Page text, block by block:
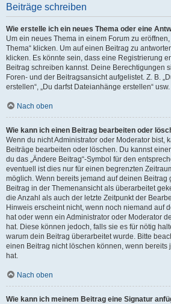
Beiträge schreiben
Wie erstelle ich ein neues Thema oder eine
Um ein neues Thema in einem Forum zu
Thema“ klicken. Um auf einen Beitrag zu
klicken. Es könnte sein, dass eine Registrierung
Beitrag schreiben kannst. Deine Berechtigungen
Foren- und der Beitragsansicht aufgelistet. Z. B.
erstellen“, „Du darfst Dateianhänge erstellen“ usw.
Nach oben
Wie kann ich einen Beitrag bearbeiten oder
Wenn du nicht Administrator oder Moderator bist,
Beiträge bearbeiten oder löschen. Du kannst
du das „Ändere Beitrag“-Symbol für den
eventuell ist dies nur für einen begrenzten
möglich. Wenn bereits jemand auf deinen Beitrag
Beitrag in der Themenansicht als überarbeitet
die Anzahl als auch der letzte Zeitpunkt der
Hinweis erscheint nicht, wenn noch niemand auf
hat oder wenn ein Administrator oder Moderator
hat. Diese können jedoch, falls sie es für nötig
warum dein Beitrag überarbeitet wurde. Bitte
einen Beitrag nicht löschen können, wenn bereits
hat.
Nach oben
Wie kann ich meinem Beitrag eine Signatur